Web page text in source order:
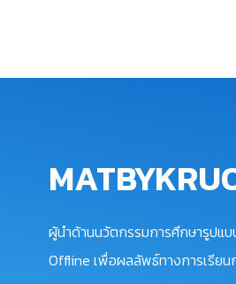
ผู้นำด้านนวัตกรรมการศึกษารูปแบ
Offline เพื่อผลลัพธ์ทางการเรีย